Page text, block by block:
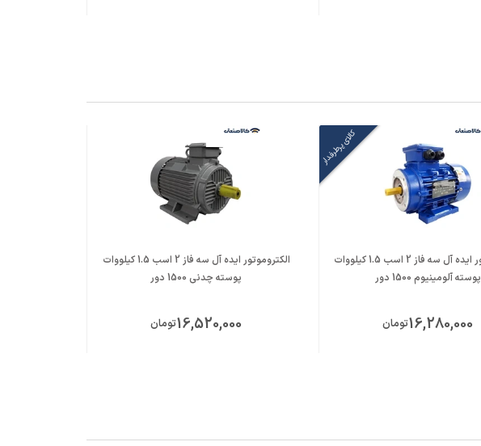
کالای پرطرفدار
الکتروموتور ایده آل سه فاز 2 اسب 1.5 کیلووات
پوسته آلومینیوم 1500 دور
16,280,000تومان
الکتروموتور ایده آل سه فاز 2 اسب 1.5 کیلووات
پوسته چدنی 1500 دور
16,520,000تومان